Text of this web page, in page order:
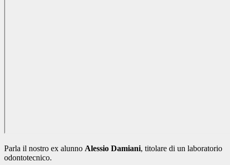
Parla il nostro ex alunno Alessio Damiani, titolare di un laboratorio
odontotecnico.